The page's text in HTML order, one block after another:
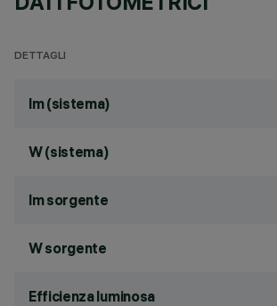
DETTAGLI
lm (sistema)
W (sistema)
lm sorgente
W sorgente
Efficienza luminosa